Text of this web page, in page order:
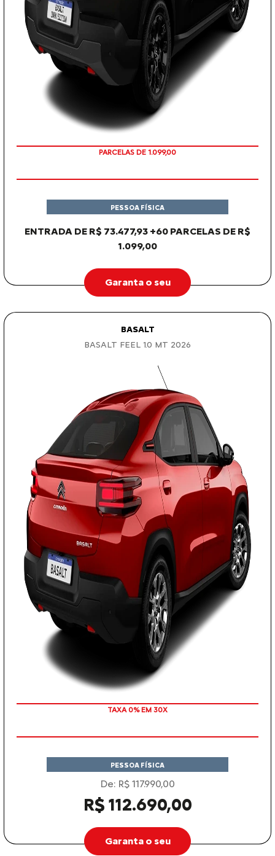
PARCELAS DE 1.099,00
ENTRADA DE R$ 73.477,93 +60 PARCELAS DE R$
1.099,00
PESSOA FÍSICA
Garanta o seu
BASALT
BASALT FEEL 1.0 MT 2026
TAXA 0% EM 30X
PESSOA FÍSICA
De: R$ 117.990,00
R$ 112.690,00
Garanta o seu